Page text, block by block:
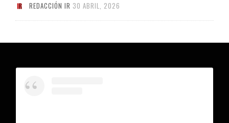
REDACCIÓN IR 30 ABRIL, 2026